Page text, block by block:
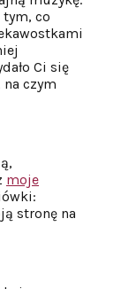
tym, co
Ci się
czym
moje
stronę na